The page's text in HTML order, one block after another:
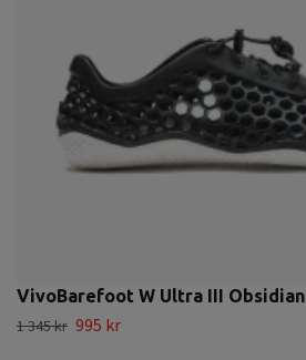
VivoBarefoot W Ultra III Obsidian
1 345 kr 995 kr